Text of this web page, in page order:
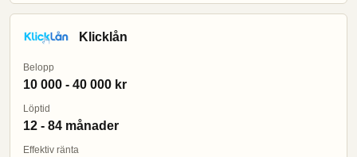
Klicklån
Belopp
10 000 - 40 000 kr
Löptid
12 - 84 månader
Effektiv ränta